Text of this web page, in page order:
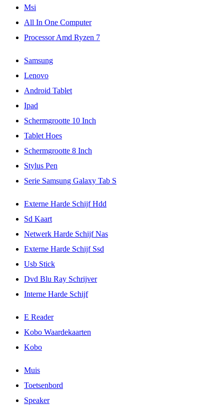
Msi
All In One Computer
Processor Amd Ryzen 7
Samsung
Lenovo
Android Tablet
Ipad
Schermgrootte 10 Inch
Tablet Hoes
Schermgrootte 8 Inch
Stylus Pen
Serie Samsung Galaxy Tab S
Externe Harde Schijf Hdd
Sd Kaart
Netwerk Harde Schijf Nas
Externe Harde Schijf Ssd
Usb Stick
Dvd Blu Ray Schrijver
Interne Harde Schijf
E Reader
Kobo Waardekaarten
Kobo
Muis
Toetsenbord
Speaker